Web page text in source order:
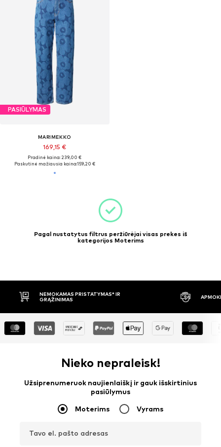
PASIŪLYMAS
MARIMEKKO
169,15 €
Pradinė kaina: 239,00 €
Paskutinė mažiausia kaina:159,20 €
Pagal nustatytus filtrus peržiūrėjai visas prekes iš
kategorijos Moterims
APMOKĖJIMAS PRISTAČIUS 30 DIENŲ
Nieko nepraleisk!
Užsiprenumeruok naujienlaiškį ir gauk išskirtinius
pasiūlymus
Moterims Vyrams
Tavo el. pašto adresas